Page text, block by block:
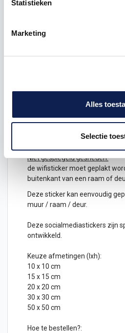
Statistieken
Marketing
Alles
Selectie
wordt op de kleur
volledig uitgesneden, de witte
zwart (ofwel de kleur die u
applicatie folie om de sticker
Gespiegeld gesneden:
de sticker kan geplakt worden
Niet gespiegeld gesneden:
de wifisticker moet geplakt
buitenkant van een raam of
Deze sticker kan eenvoudig
muur / raam / deur.
Deze socialmediastickers zijn
ontwikkeld.
Keuze afmetingen (lxh):
10 x 10 cm
15 x 15 cm
20 x 20 cm
30 x 30 cm
50 x 50 cm
Hoe te bestellen?: